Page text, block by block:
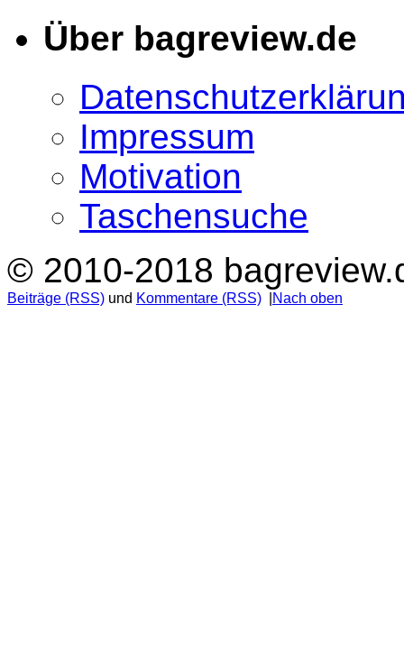
Über bagreview.de
Impressum
Motivation
Taschensuche
© 2010-2018
Beiträge (RSS) und Kommentare (RSS) Nach oben